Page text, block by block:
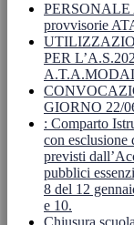
PERSONALE
provvisorie
PER
GIORNO 22/
: Comparto
con esclusione
previsti
pubblici
8 del 12
e 10.